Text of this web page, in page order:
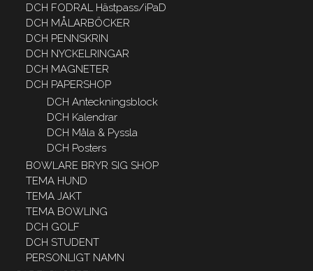
DCH FODRAL Hästpass/iPaD
DCH MÅLARBÖCKER
DCH PENNSKRIN
DCH NYCKELRINGAR
DCH MAGNETER
DCH PAPERSHOP
DCH Anteckningsblock
DCH Kalendrar
DCH Måla & Pyssla
DCH Posters
BOWLARE BRYR SIG SHOP
TEMA HUND
TEMA JAKT
TEMA BOWLING
DCH GOLF
DCH STUDENT
PERSONLIGT NAMN